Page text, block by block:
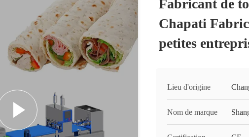
Fabricant de
Chapati
petites
Lieu d'origine
Nom de marque